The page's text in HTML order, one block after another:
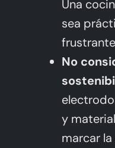
Una
sea
No
y
marcar